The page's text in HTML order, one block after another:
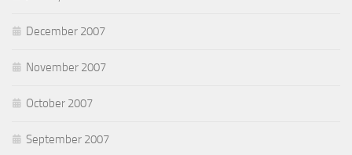
December 2007
November 2007
October 2007
September 2007